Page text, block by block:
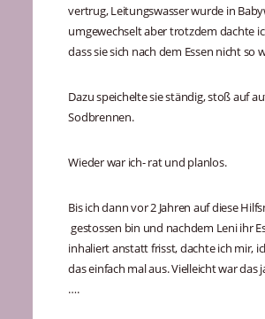
vertrug, Leitungswasser wurde in
umgewechselt aber trotzdem dachte
dass sie sich nach dem Essen nicht so
Dazu speichelte sie ständig, stoß auf
Sodbrennen.
Wieder war ich- rat und planlos.
Bis ich dann vor 2 Jahren auf diese
gestossen bin und nachdem Leni ihr
inhaliert anstatt frisst, dachte ich mir,
das einfach mal aus. Vielleicht war das
….